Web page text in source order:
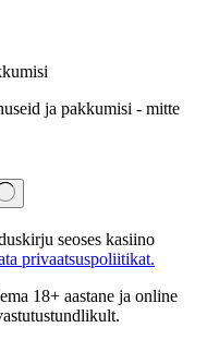
ja pakkumisi - mitte
seoses kasiino
privaatsuspoliitikat.
18+ aastane ja online